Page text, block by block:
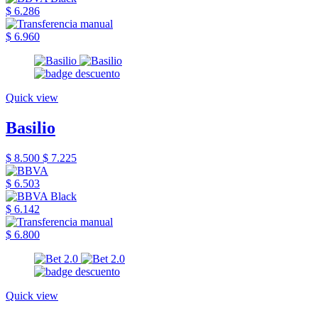
$ 6.286
$ 6.960
Quick view
Basilio
$ 8.500 $ 7.225
$ 6.503
$ 6.142
$ 6.800
Quick view